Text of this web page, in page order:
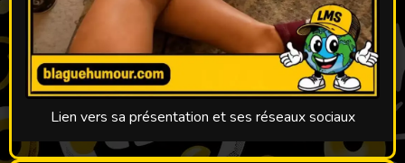
Lien vers sa présentation et ses réseaux sociaux